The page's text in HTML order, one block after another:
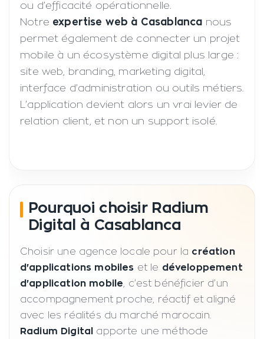
ou d’efficacité opérationnelle.
Notre expertise web à Casablanca nous
permet également de connecter un projet
mobile à un écosystème digital plus large :
site web, branding, marketing digital,
interface d’administration ou outils métiers.
L’application devient alors un vrai levier de
relation client, et non un support isolé.
Pourquoi choisir Radium
Digital à Casablanca
Choisir une agence locale pour la création
d'applications mobiles et le développement
d'application mobile, c’est bénéficier d’un
accompagnement proche, réactif et aligné
avec les réalités du marché marocain.
Radium Digital
apporte une méthode